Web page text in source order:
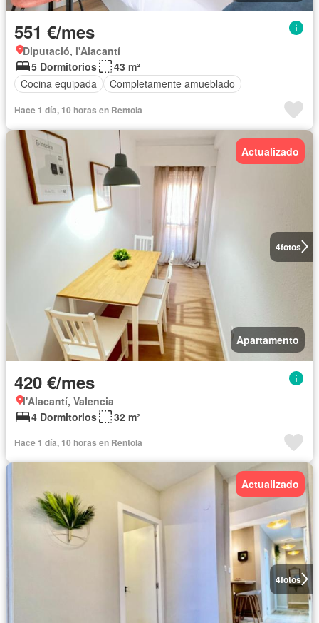
551 €/mes
Diputació, l'Alacantí
5 Dormitorios
43 m²
Cocina equipada
Completamente amueblado
Hace 1 día, 10 horas en Rentola
4fotos
Actualizado
Apartamento
420 €/mes
l'Alacantí, Valencia
4 Dormitorios
32 m²
Hace 1 día, 10 horas en Rentola
4fotos
Actualizado